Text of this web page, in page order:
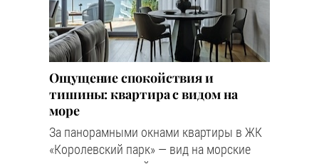
Ощущение спокойствия и
тишины: квартира с видом на
море
За панорамными окнами квартиры в ЖК
«Королевский парк» — вид на морские